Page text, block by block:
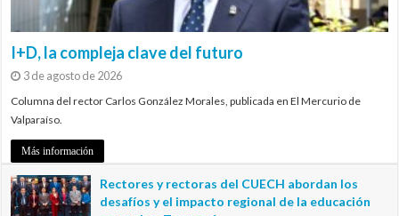
I+D, la compleja clave del futuro
3 de agosto de 2026
Columna del rector Carlos González Morales, publicada en El Mercurio de
Valparaíso.
Más información
Rectores y rectoras del CUECH abordan los
desafíos y el impacto regional de la educación